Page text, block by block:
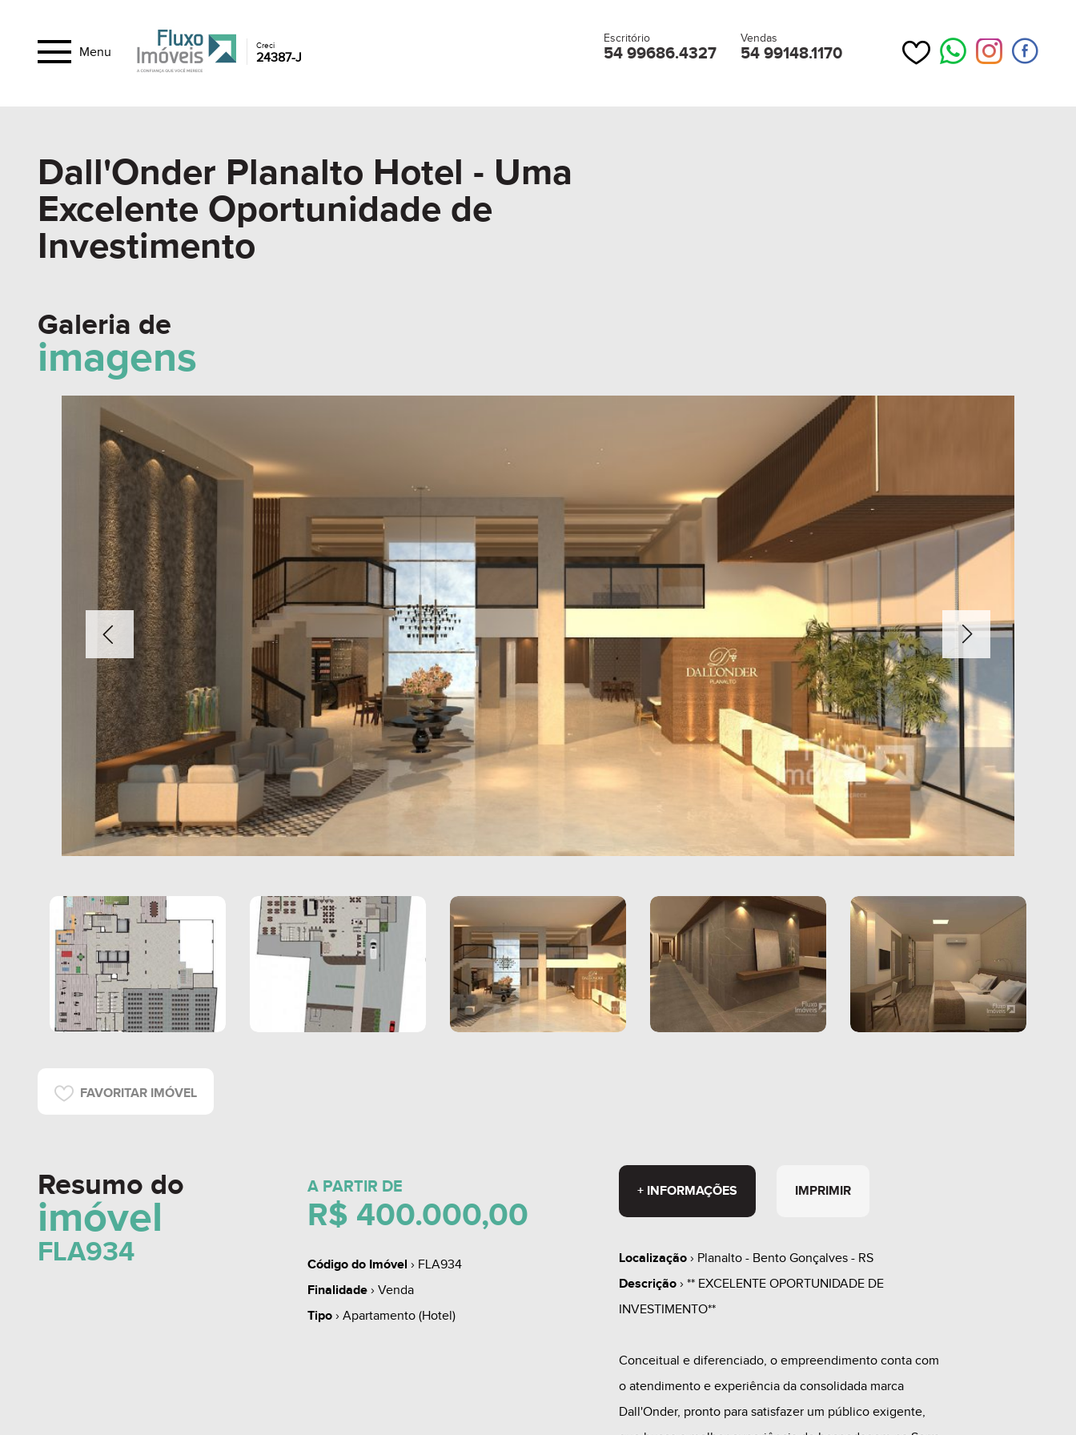
Menu Creci
24387-J
Escritório
54 99686.4327
Vendas
54 99148.1170
Dall'Onder Planalto Hotel - Uma
Excelente Oportunidade de
Investimento
Galeria de
imagens
FAVORITAR IMÓVEL
Resumo do
imóvel
FLA934
A PARTIR DE
R$ 400.000,00
Código do Imóvel › FLA934
Finalidade› Venda
Tipo› Apartamento (Hotel)
+ INFORMAÇÕES IMPRIMIR
Localização › Planalto - Bento Gonçalves - RS
Descrição › ** EXCELENTE OPORTUNIDADE DE
INVESTIMENTO**
Conceitual e diferenciado, o empreendimento conta com
o atendimento e experiência da consolidada marca
Dall'Onder, pronto para satisfazer um público exigente,